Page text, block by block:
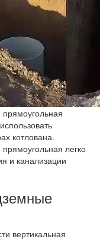
котлована.
легко
и канализации